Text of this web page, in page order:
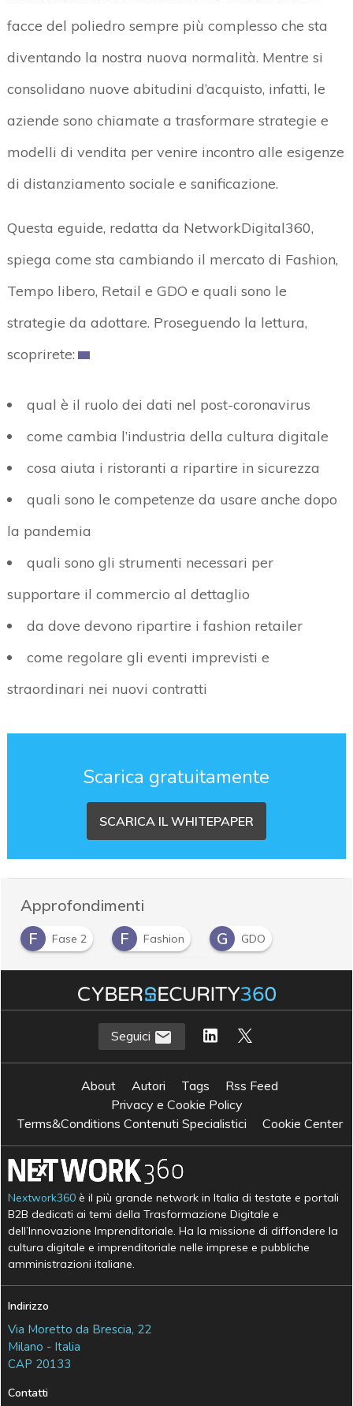
facce del poliedro sempre più complesso che sta
diventando la nostra nuova normalità. Mentre si
consolidano nuove abitudini d’acquisto, infatti, le
aziende sono chiamate a trasformare strategie e
modelli di vendita per venire incontro alle esigenze
di distanziamento sociale e sanificazione.
Questa eguide, redatta da NetworkDigital360,
spiega come sta cambiando il mercato di Fashion,
Tempo libero, Retail e GDO e quali sono le
strategie da adottare. Proseguendo la lettura,
scoprirete:
qual è il ruolo dei dati nel post-coronavirus
come cambia l’industria della cultura digitale
cosa aiuta i ristoranti a ripartire in sicurezza
quali sono le competenze da usare anche dopo
la pandemia
quali sono gli strumenti necessari per
supportare il commercio al dettaglio
da dove devono ripartire i fashion retailer
come regolare gli eventi imprevisti e
straordinari nei nuovi contratti
Scarica gratuitamente
SCARICA IL WHITEPAPER
Approfondimenti
F
Fase 2 F Fashion G GDO
R retail T Tempo Libero
Seguici
About Autori Tags
Rss Feed
Privacy e Cookie Policy
Terms&Conditions Contenuti Specialistici
Cookie Center
Nextwork360 è il più grande network in Italia di testate e portali
B2B dedicati ai temi della Trasformazione Digitale e
dell’Innovazione Imprenditoriale. Ha la missione di diffondere la
cultura digitale e imprenditoriale nelle imprese e pubbliche
amministrazioni italiane.
Indirizzo
Via Moretto da Brescia, 22
Milano - Italia
CAP 20133
Contatti